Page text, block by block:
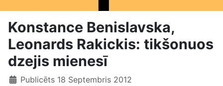
Konstance Benislavska,
Leonards Rakickis: tikšonuos
dzejis mienesī
Publicēts 18 Septembris 2012